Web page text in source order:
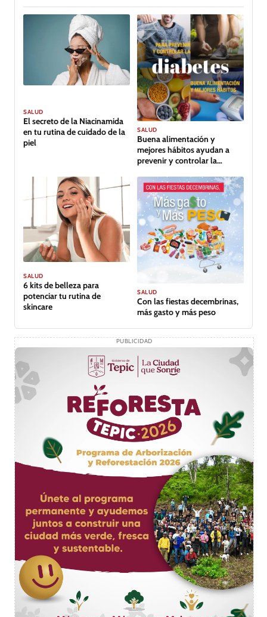
SALUD
El secreto de la Niacinamida
en tu rutina de cuidado de la
piel
SALUD
Buena alimentación y
mejores hábitos ayudan a
prevenir y controlar la
SALUD
6 kits de belleza para
potenciar tu rutina de
skincare
SALUD
Con las fiestas decembrinas,
más gasto y más peso
PUBLICIDAD